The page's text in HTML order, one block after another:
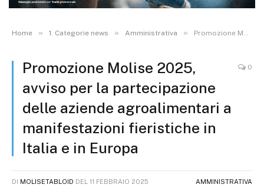
Home » 1. Categorie news » Amministrativa » Promozione Molise 2025, avviso per la partecipazione delle aziende agroalimentari a manifestazioni fieristiche in Italia e in Europa
Promozione Molise 2025,
avviso per la partecipazione
delle aziende agroalimentari a
manifestazioni fieristiche in
Italia e in Europa
0
DI MOLISETABLOID DEL 11 FEBBRAIO 2025 AMMINISTRATIVA